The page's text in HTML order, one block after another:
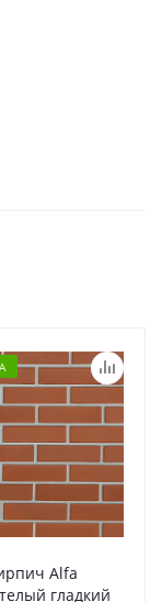
Alfa
гладкий